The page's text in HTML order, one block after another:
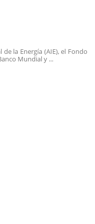
la Energía (AIE), el Fondo
Mundial y ...